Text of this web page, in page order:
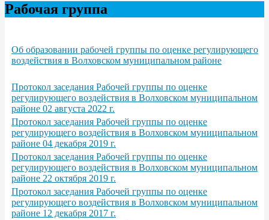
Рабочая группа
Об образовании рабочей группы по оценке регулирующего
воздействия в Волховском муниципальном районе
Протокол заседания Рабочей группы по оценке
регулирующего воздействия в Волховском муниципальном
районе 02 августа 2022 г.
Протокол заседания Рабочей группы по оценке
регулирующего воздействия в Волховском муниципальном
районе 04 декабря 2019 г.
Протокол заседания Рабочей группы по оценке
регулирующего воздействия в Волховском муниципальном
районе 22 октября 2019 г.
Протокол заседания Рабочей группы по оценке
регулирующего воздействия в Волховском муниципальном
районе 12 декабря 2017 г.